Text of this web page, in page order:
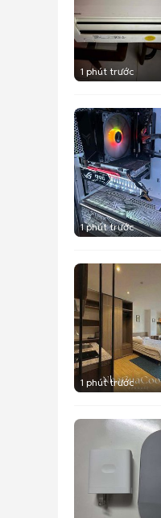
1 phút trước
1 phút trước
1 phút trước